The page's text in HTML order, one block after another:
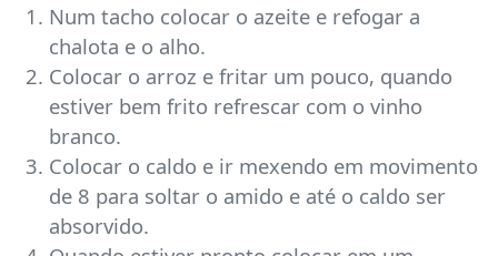
Num tacho colocar o azeite e refogar a
chalota e o alho.
Colocar o arroz e fritar um pouco, quando
estiver bem frito refrescar com o vinho
branco.
Colocar o caldo e ir mexendo em movimento
de 8 para soltar o amido e até o caldo ser
absorvido.